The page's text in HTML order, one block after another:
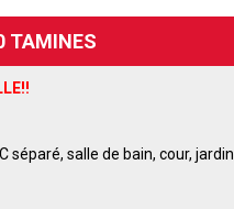
TAMINES
séparé, salle de bain, cour, jardin